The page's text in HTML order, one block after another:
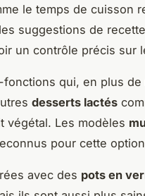
le temps de cuisson
suggestions de
un contrôle précis sur
qui, en plus de
desserts lactés
végétal. Les modèles
pour cette
avec des pots en